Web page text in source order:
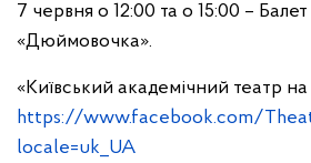
7 червня о 12:00 та о 15:00 – Балет
«Дюймовочка».
«Київський академічний театр
https://www.facebook.com/
locale=uk_UA